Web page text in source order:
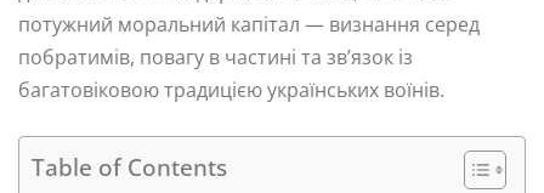
потужний моральний капітал — визнання серед
побратимів, повагу в частині та зв’язок із
багатовіковою традицією українських воїнів.
Table of Contents